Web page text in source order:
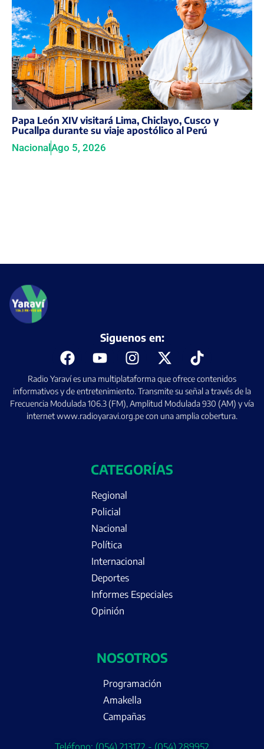
Papa León XIV visitará Lima, Chiclayo, Cusco y
Pucallpa durante su viaje apostólico al Perú
Nacional Ago 5, 2026
Radio Yaraví es una multiplataforma que ofrece contenidos
informativos y de entretenimiento. Transmite su señal a través de la
Frecuencia Modulada 106.3 (FM), Amplitud Modulada 930 (AM) y vía
internet www.radioyaravi.org.pe con una amplia cobertura.
Siguenos en:
CATEGORÍAS
Regional
Policial
Nacional
Política
Internacional
Deportes
Informes Especiales
Opinión
NOSOTROS
Programación
Amakella
Campañas
Teléfono: (054) 213172 - (054) 289952